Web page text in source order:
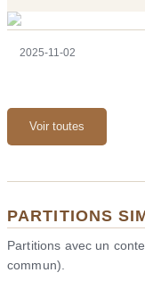
2025-11-02
Voir toutes
PARTITIONS
Partitions avec un
commun).